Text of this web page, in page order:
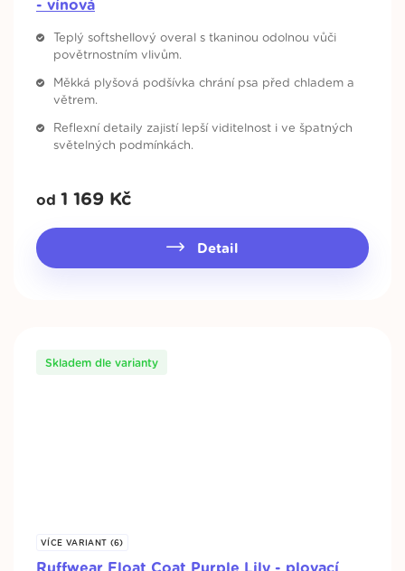
- vínová
Teplý softshellový overal s tkaninou odolnou vůči
povětrnostním vlivům.
Měkká plyšová podšívka chrání psa před chladem a
větrem.
Reflexní detaily zajistí lepší viditelnost i ve špatných
světelných podmínkách.
od 1 169 Kč
Detail
VÍCE VARIANT (6)
Skladem dle varianty